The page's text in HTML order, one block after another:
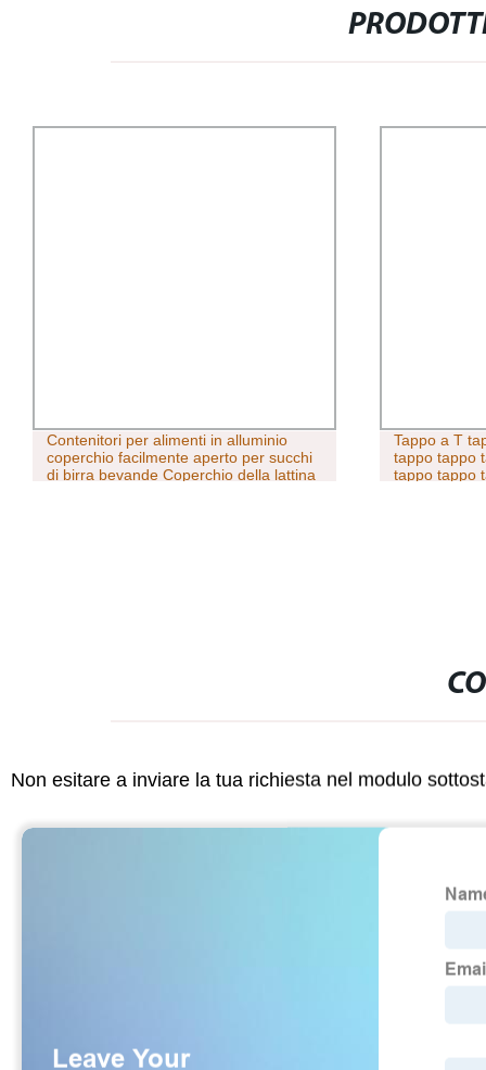
Contenitori per alimenti in alluminio
coperchio facilmente aperto per succhi
di birra bevande Coperchio della lattina
Tappo a T
tappo tappo
tappo tappo
Non esitare a inviare la tua richiesta nel modulo